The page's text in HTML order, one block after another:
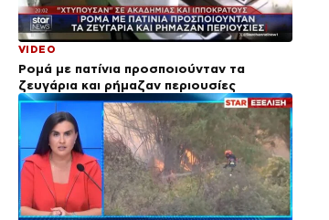
VIDEO
Ρομά με πατίνια προσποιούνταν τα
ζευγάρια και ρήμαζαν περιουσίες